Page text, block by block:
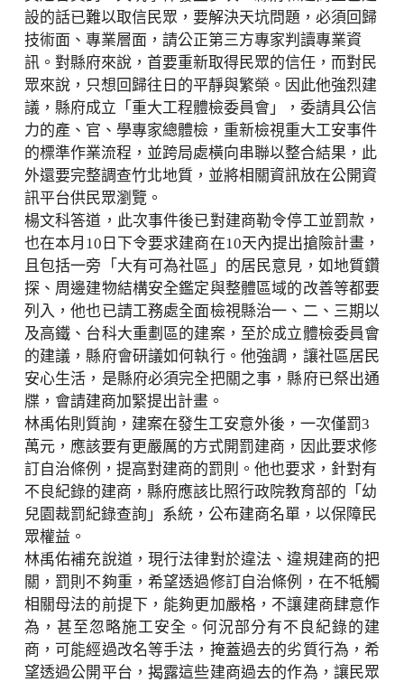
設的話已難以取信民眾，要解決天坑問題，必須回歸
技術面、專業層面，請公正第三方專家判讀專業資
訊。對縣府來說，首要重新取得民眾的信任，而對民
眾來說，只想回歸往日的平靜與繁榮。因此他強烈建
議，縣府成立「重大工程體檢委員會」，委請具公信
力的產、官、學專家總體檢，重新檢視重大工安事件
的標準作業流程，並跨局處橫向串聯以整合結果，此
外還要完整調查竹北地質，並將相關資訊放在公開資
訊平台供民眾瀏覽。
楊文科答道，此次事件後已對建商勒令停工並罰款，
也在本月10日下令要求建商在10天內提出搶險計畫，
且包括一旁「大有可為社區」的居民意見，如地質鑽
探、周邊建物結構安全鑑定與整體區域的改善等都要
列入，他也已請工務處全面檢視縣治一、二、三期以
及高鐵、台科大重劃區的建案，至於成立體檢委員會
的建議，縣府會研議如何執行。他強調，讓社區居民
安心生活，是縣府必須完全把關之事，縣府已祭出通
牒，會請建商加緊提出計畫。
林禹佑則質詢，建案在發生工安意外後，一次僅罰3
萬元，應該要有更嚴厲的方式開罰建商，因此要求修
訂自治條例，提高對建商的罰則。他也要求，針對有
不良紀錄的建商，縣府應該比照行政院教育部的「幼
兒園裁罰紀錄查詢」系統，公布建商名單，以保障民
眾權益。
林禹佑補充說道，現行法律對於違法、違規建商的把
關，罰則不夠重，希望透過修訂自治條例，在不牴觸
相關母法的前提下，能夠更加嚴格，不讓建商肆意作
為，甚至忽略施工安全。何況部分有不良紀錄的建
商，可能經過改名等手法，掩蓋過去的劣質行為，希
望透過公開平台，揭露這些建商過去的作為，讓民眾